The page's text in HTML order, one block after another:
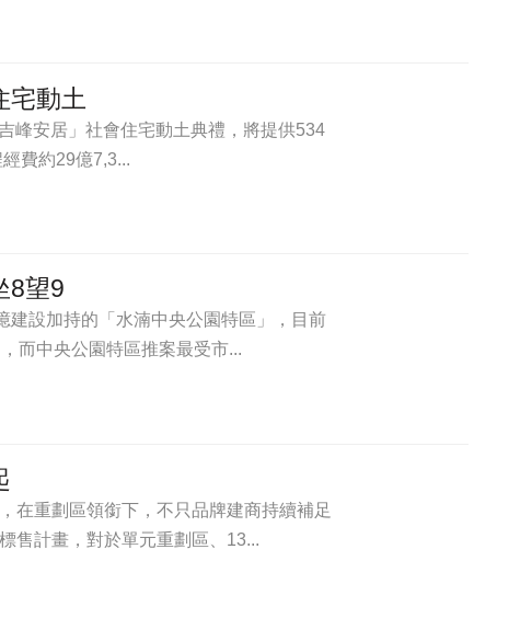
宅動土
峰安居」社會住宅動土典禮，將提供534
費約29億7,3...
8望9
建設加持的「水湳中央公園特區」，目前
而中央公園特區推案最受市...
在重劃區領銜下，不只品牌建商持續補足
售計畫，對於單元重劃區、13...